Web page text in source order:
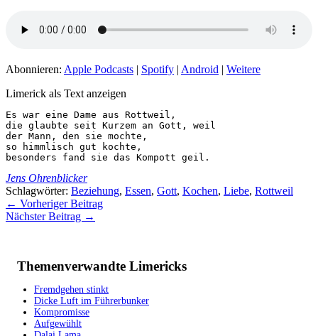
Abonnieren: Apple Podcasts | Spotify | Android | Weitere
Limerick als Text anzeigen
Es war eine Dame aus Rottweil,
die glaubte seit Kurzem an Gott, weil
der Mann, den sie mochte,
so himmlisch gut kochte,
besonders fand sie das Kompott geil.
Jens Ohrenblicker
Schlagwörter: Beziehung, Essen, Gott, Kochen, Liebe, Rottweil
← Vorheriger Beitrag
Nächster Beitrag →
Themenverwandte Limericks
Fremdgehen stinkt
Dicke Luft im Führerbunker
Kompromisse
Aufgewühlt